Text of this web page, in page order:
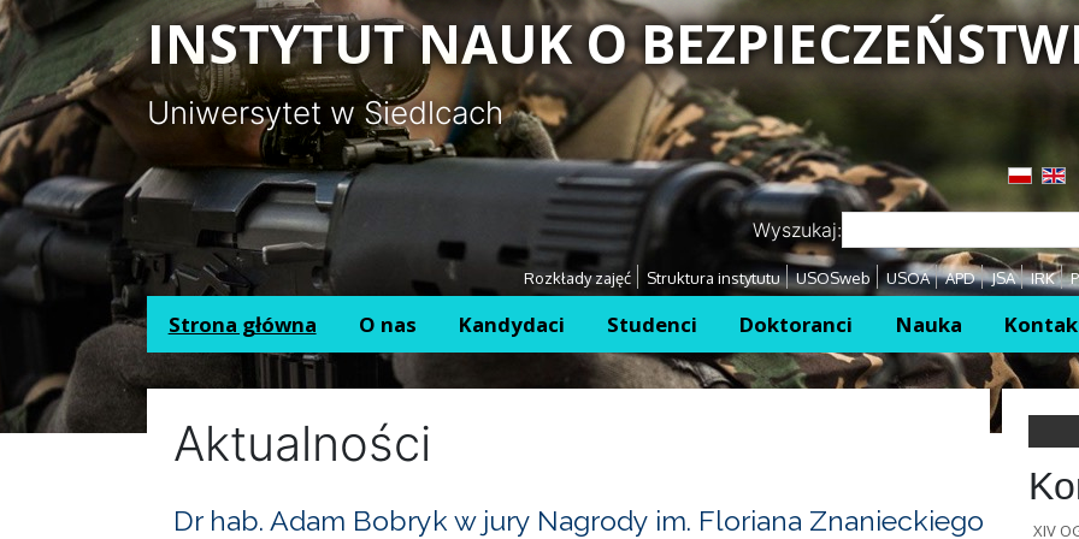
Panel zarządzania plikami cookies
INSTYTUT NAUK O
Uniwersytet w Siedlcach
Przejdź
Przejdź
Wyszukaj:
Rozkłady zajęć Struktura instytutu USOSweb USOA APD JSA IRK
Strona główna O nas Kandydaci Studenci Doktoranci Nauka
Aktualności
Dr hab. Adam Bobryk w jury Nagrody im. Floriana Znanieckiego XIV